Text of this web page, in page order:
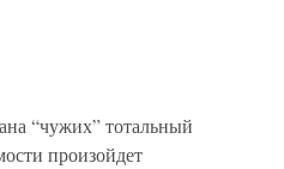
“чужих” тотальный
произойдет